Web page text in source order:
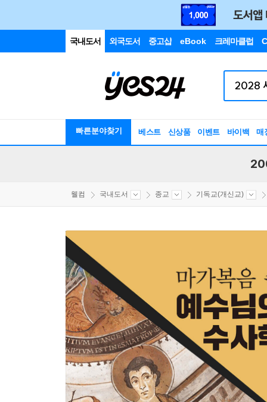
국내도서 외국도서 중고샵 eBook 크레마클럽
빠른분야찾기 베스트 신상품 이벤트 바이백 매
웰컴 국내도서 종교 기독교(개신교)